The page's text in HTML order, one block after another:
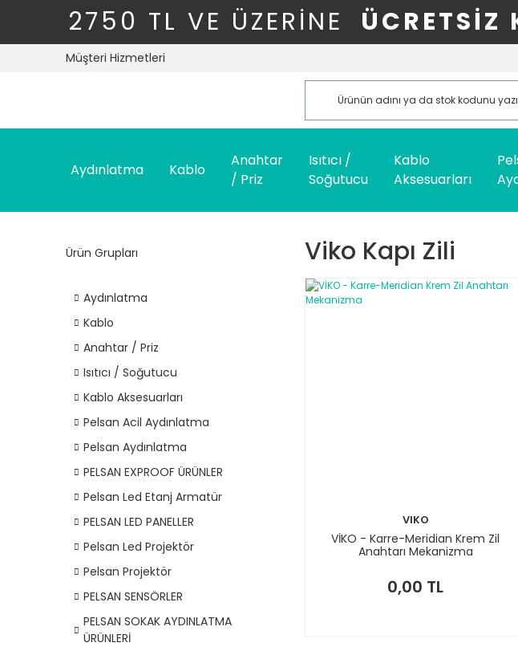
2750 TL VE ÜZERİNE
Müşteri Hizmetleri
Aydınlatma Kablo
Anahtar
/ Priz
Isıtıcı /
Soğutucu
Kablo
Aksesuarları
Ürün Grupları
Aydınlatma
Kablo
Anahtar / Priz
Isıtıcı / Soğutucu
Kablo Aksesuarları
Pelsan Acil Aydınlatma
Pelsan Aydınlatma
PELSAN EXPROOF ÜRÜNLER
Pelsan Led Etanj Armatür
PELSAN LED PANELLER
Pelsan Led Projektör
Pelsan Projektör
PELSAN SENSÖRLER
PELSAN SOKAK AYDINLATMA
ÜRÜNLERİ
Viko Kapı Zili
VIKO
VİKO - Karre-Meridian Krem Zil
Anahtarı Mekanizma
0,00 TL